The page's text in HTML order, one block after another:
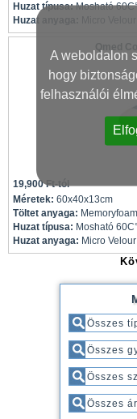
A weboldalon
hogy
felhasználói
Huzat típusa: Mosható
Huzat anyaga:
19,900 Ft-tól
Méretek: 60x40x13cm
Töltet anyaga: Memoryfoam
Huzat típusa: Mosható
Huzat anyaga: Micro Velour